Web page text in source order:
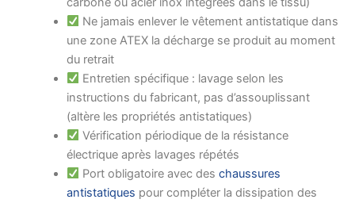
Ne jamais enlever le vêtement antistatique dans
une zone ATEX la décharge se produit au moment
du retrait
Entretien spécifique : lavage selon les
instructions du fabricant, pas d’assouplissant
(altère les propriétés antistatiques)
Vérification périodique de la résistance
électrique après lavages répétés
Port obligatoire avec deschaussures
antistatiques pour compléter la dissipation des